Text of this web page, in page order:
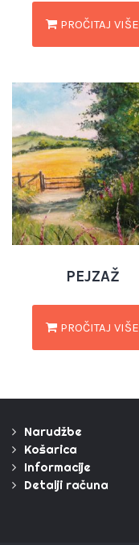
PROČITAJ VIŠE
PEJZAŽ
PROČITAJ VIŠE
Narudžbe
Košarica
Informacije
Detalji računa